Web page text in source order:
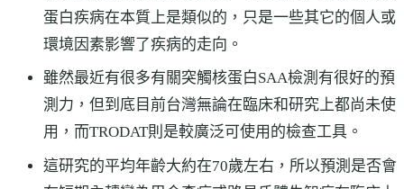
蛋白疾病在本質上是類似的，只是一些其它的個人或
環境因素影響了疾病的走向。
雖然最近有很多有關突觸核蛋白SAA檢測有很好的預
測力，但到底目前台灣無論在臨床和研究上都尚未使
用，而TRODAT則是較廣泛可使用的檢查工具。
這研究的平均年齡大約在70歲左右，所以預測是否會